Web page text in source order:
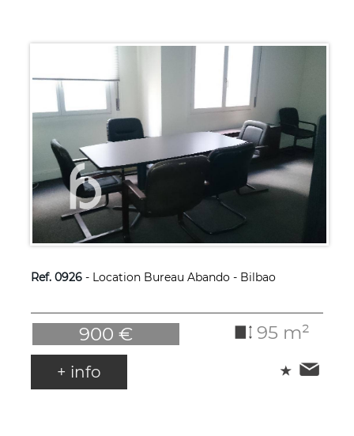
Ref. 0926- Location Bureau Abando - Bilbao
900 € 95 m²
+ info